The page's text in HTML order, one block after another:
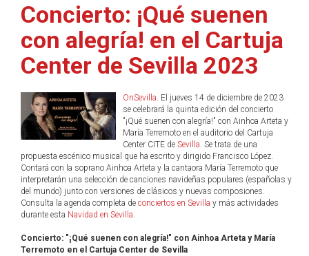
Concierto: ¡Qué suenen
con alegría! en el Cartuja
Center de Sevilla 2023
OnSevilla. El jueves 14 de diciembre de 2023
se celebrará la quinta edición del concierto
"¡Qué suenen con alegría!" con Ainhoa Arteta y
María Terremoto en el auditorio del Cartuja
Center CITE de Sevilla. Se trata de una
propuesta escénico musical que ha escrito y dirigido Francisco López.
Contará con la soprano Ainhoa Arteta y la cantaora María Terremoto que
interpretarán una selección de canciones navideñas populares (españolas y
del mundo) junto con versiones de clásicos y nuevas composiones.
Consulta la agenda completa de conciertos en Sevilla y más actividades
durante esta Navidad en Sevilla.
Concierto: "¡Qué suenen con alegría!" con Ainhoa Arteta y María
Terremoto en el Cartuja Center de Sevilla